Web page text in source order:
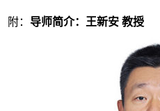
附： 导师简介： 王新安 教授